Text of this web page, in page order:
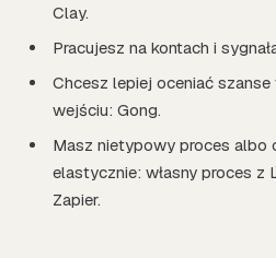
Clay.
Pracujesz na kontach i
Chcesz lepiej oceniać
wejściu: Gong.
Masz nietypowy proces albo
elastycznie: własny proces z
Zapier.